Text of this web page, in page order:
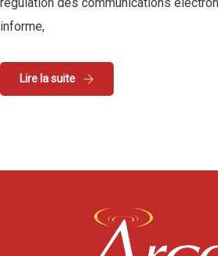
informe,
Lire la suite